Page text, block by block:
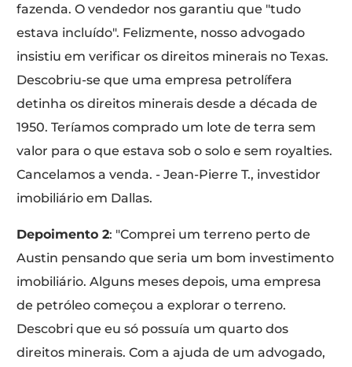
fazenda. O vendedor nos garantiu que "tudo
estava incluído". Felizmente, nosso advogado
insistiu em verificar os direitos minerais no Texas.
Descobriu-se que uma empresa petrolífera
detinha os direitos minerais desde a década de
1950. Teríamos comprado um lote de terra sem
valor para o que estava sob o solo e sem royalties.
Cancelamos a venda. - Jean-Pierre T., investidor
imobiliário em Dallas.
Depoimento 2: "Comprei um terreno perto de
Austin pensando que seria um bom investimento
imobiliário. Alguns meses depois, uma empresa
de petróleo começou a explorar o terreno.
Descobri que eu só possuía um quarto dos
direitos minerais. Com a ajuda de um advogado,